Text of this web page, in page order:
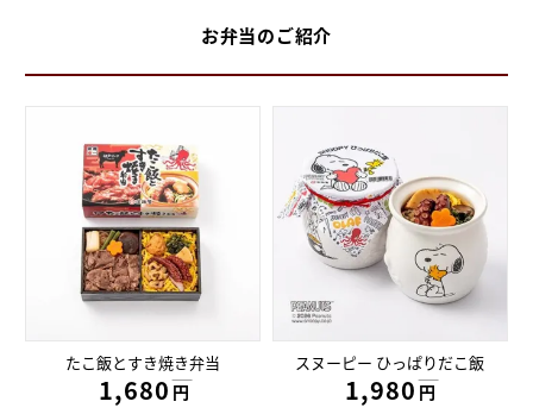
お弁当のご紹介
たこ飯とすき焼き弁当
1,680円
円
スヌーピー ひっぱりだこ飯
1,980円
円